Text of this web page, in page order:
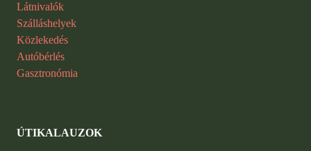
Látnivalók
Szálláshelyek
Közlekedés
Autóbérlés
Gasztronómia
ÚTIKALAUZOK